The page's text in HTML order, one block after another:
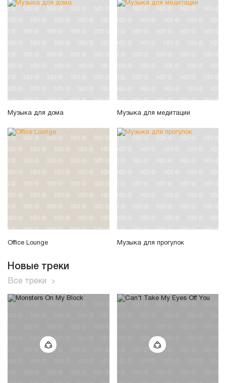
Музыка для дома Музыка для медитации
Office Lounge Музыка для прогулок
Новые треки
Все треки